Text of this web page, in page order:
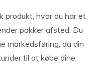
produkt, hvor du har et
pakker afsted. Du
markedsføring, da din
til at købe dine